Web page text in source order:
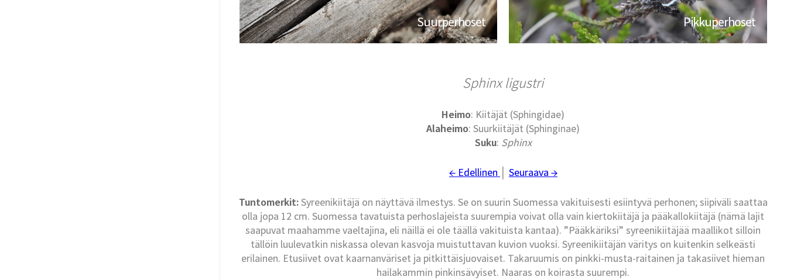
Suurperhoset Pikkuperhoset
Sphinx ligustri
Heimo: Kiitäjät (Sphingidae)
Alaheimo: Suurkiitäjät (Sphinginae)
Suku: Sphinx
← Edellinen Seuraava →
Tuntomerkit:Syreenikiitäjä on näyttävä ilmestys. Se on suurin Suomessa vakituisesti esiintyvä perhonen; siipiväli saattaa
olla jopa 12 cm. Suomessa tavatuista perhoslajeista suurempia voivat olla vain kiertokiitäjä ja pääkallokiitäjä (nämä lajit
saapuvat maahamme vaeltajina, eli näillä ei ole täällä vakituista kantaa). ”Pääkkäriksi” syreenikiitäjää maallikot silloin
tällöin luulevatkin niskassa olevan kasvoja muistuttavan kuvion vuoksi. Syreenikiitäjän väritys on kuitenkin selkeästi
erilainen. Etusiivet ovat kaarnanväriset ja pitkittäisjuovaiset. Takaruumis on pinkki-musta-raitainen ja takasiivet hieman
hailakammin pinkinsävyiset. Naaras on koirasta suurempi.